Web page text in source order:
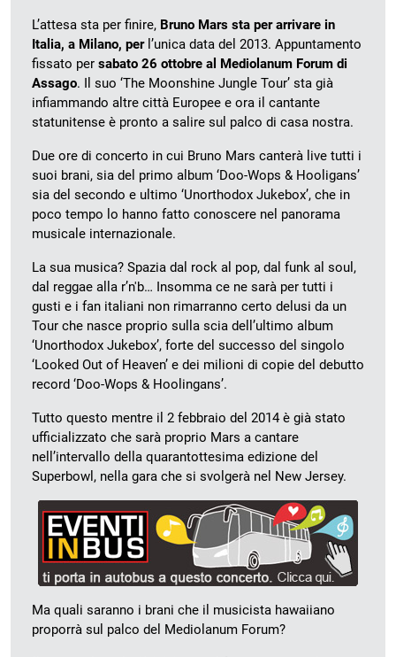
L’attesa sta per finire, Bruno Mars sta per arrivare in
Italia, a Milano, per l’unica data del 2013. Appuntamento
fissato per sabato 26 ottobre al Mediolanum Forum di
Assago. Il suo ‘The Moonshine Jungle Tour’ sta già
infiammando altre città Europee e ora il cantante
statunitense è pronto a salire sul palco di casa nostra.
Due ore di concerto in cui Bruno Mars canterà live tutti i
suoi brani, sia del primo album ‘Doo-Wops & Hooligans’
sia del secondo e ultimo ‘Unorthodox Jukebox’, che in
poco tempo lo hanno fatto conoscere nel panorama
musicale internazionale.
La sua musica? Spazia dal rock al pop, dal funk al soul,
dal reggae alla r’n'b… Insomma ce ne sarà per tutti i
gusti e i fan italiani non rimarranno certo delusi da un
Tour che nasce proprio sulla scia dell’ultimo album
‘Unorthodox Jukebox’, forte del successo del singolo
‘Looked Out of Heaven’ e dei milioni di copie del debutto
record ‘Doo-Wops & Hoolingans’.
Tutto questo mentre il 2 febbraio del 2014 è già stato
ufficializzato che sarà proprio Mars a cantare
nell’intervallo della quarantottesima edizione del
Superbowl, nella gara che si svolgerà nel New Jersey.
Ma quali saranno i brani che il musicista hawaiiano
proporrà sul palco del Mediolanum Forum?